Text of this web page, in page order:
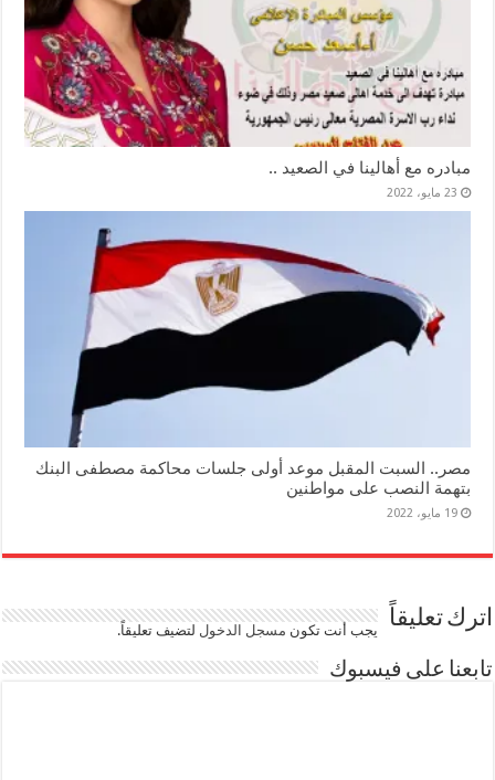
مبادره مع أهالينا في الصعيد ..
23 مايو، 2022
مصر.. السبت المقبل موعد أولى جلسات محاكمة مصطفى البنك
بتهمة النصب على مواطنين
19 مايو، 2022
اترك تعليقاً يجب أنت تكون مسجل الدخوللتضيف تعليقاً.
تابعنا على فيسبوك